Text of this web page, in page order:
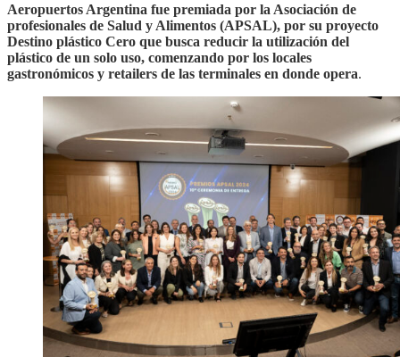
Aeropuertos Argentina fue premiada por la Asociación de
profesionales de Salud y Alimentos (APSAL), por su proyecto
Destino plástico Cero que busca reducir la utilización del
plástico de un solo uso, comenzando por los locales
gastronómicos y retailers de las terminales en donde opera.